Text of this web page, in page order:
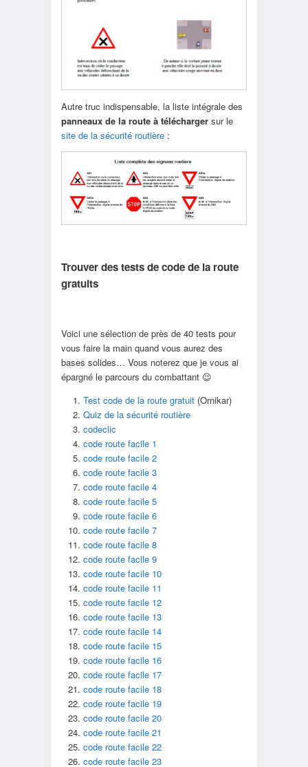
Autre truc indispensable, la liste intégrale des
panneaux de la route à téléchargersur le
site de la sécurité routière:
Trouver des tests de code de la route
gratuits
Voici une sélection de près de 40 tests pour
vous faire la main quand vous aurez des
bases solides… Vous noterez que je vous ai
épargné le parcours du combattant 😉
Test code de la route gratuit (Ornikar)
Quiz de la sécurité routière
codeclic
code route facile 1
code route facile 2
code route facile 3
code route facile 4
code route facile 5
code route facile 6
code route facile 7
code route facile 8
code route facile 9
code route facile 10
code route facile 11
code route facile 12
code route facile 13
code route facile 14
code route facile 15
code route facile 16
code route facile 17
code route facile 18
code route facile 19
code route facile 20
code route facile 21
code route facile 22
code route facile 23